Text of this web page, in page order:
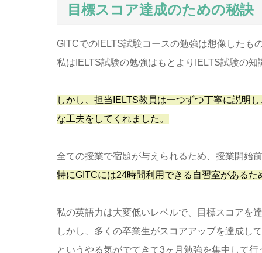
目標スコア達成のための秘訣
GITCでのIELTS試験コースの勉強は想像したも
私はIELTS試験の勉強はもとよりIELTS試験の知
しかし、担当IELTS教員は一つずつ丁寧に説明
な工夫をしてくれました。
全ての授業で宿題が与えられるため、授業開始
特にGITCには24時間利用できる自習室がある
私の英語力は大変低いレベルで、目標スコアを
しかし、多くの卒業生がスコアアップを達成し
というやる気がでてきて3ヶ月勉強を集中して行